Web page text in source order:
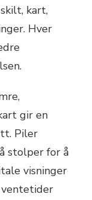
kart,
Hver
gir en
Piler
stolper for å
visninger
ventetider